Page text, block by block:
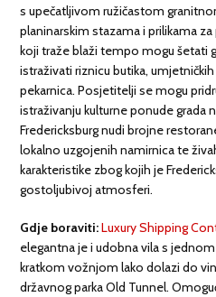
s upečatljivom ružičastom
planinarskim stazama i prilikama
koji traže blaži tempo mogu šetati
istraživati riznicu butika,
pekarnica. Posjetitelji se mogu
istraživanju kulturne ponude grada
Fredericksburg nudi brojne
lokalno uzgojenih namirnica te
karakteristike zbog kojih je
gostoljubivoj atmosferi.
Gdje boraviti:Luxury Shipping
elegantna je i udobna vila s
kratkom vožnjom lako dolazi do
državnog parka Old Tunnel.